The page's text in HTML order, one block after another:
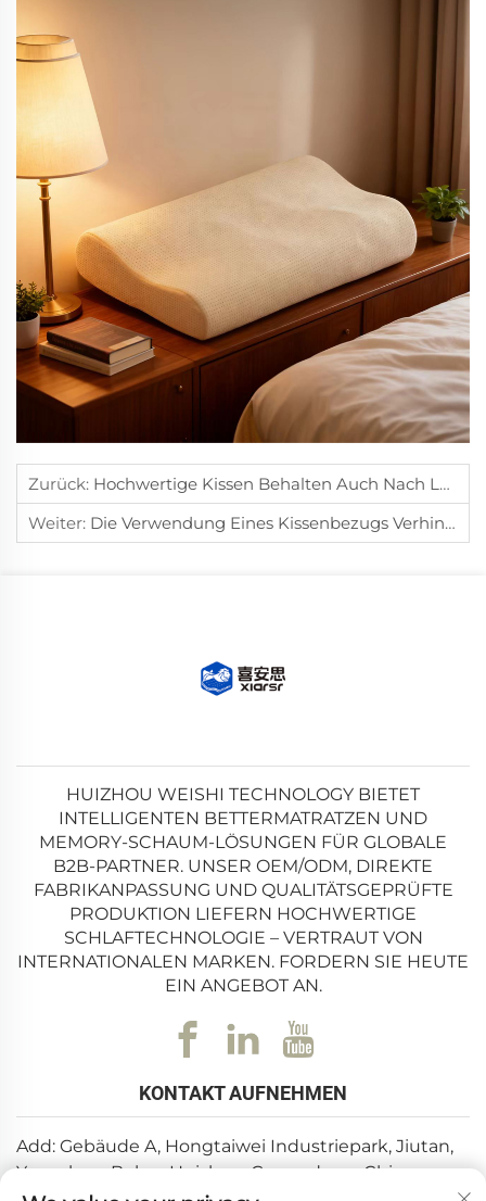
Zurück: Hochwertige Kissen Behalten Auch Nach Langfristiger Nutzung Ihre Form Bei.
Weiter: Die Verwendung Eines Kissenbezugs Verhindert Flecken Und Hausstaubmilben Auf Kissen.
HUIZHOU WEISHI TECHNOLOGY BIETET
INTELLIGENTEN BETTERMATRATZEN UND
MEMORY-SCHAUM-LÖSUNGEN FÜR GLOBALE
B2B-PARTNER. UNSER OEM/ODM, DIREKTE
FABRIKANPASSUNG UND QUALITÄTSGEPRÜFTE
PRODUKTION LIEFERN HOCHWERTIGE
SCHLAFTECHNOLOGIE – VERTRAUT VON
INTERNATIONALEN MARKEN. FORDERN SIE HEUTE
EIN ANGEBOT AN.
KONTAKT AUFNEHMEN
Add: Gebäude A, Hongtaiwei Industriepark, Jiutan,
Yuanzhou, Boluo, Huizhou, Guangdong, China